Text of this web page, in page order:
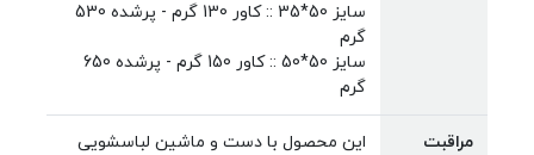
سایز 50*35 :: کاور 130 گرم - پرشده 530
گرم
سایز 50*50 :: کاور 150 گرم - پرشده 650
گرم
مراقبت
این محصول با دست و ماشین لباسشویی